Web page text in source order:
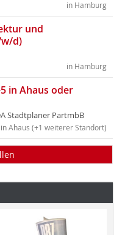
in Hamburg
und
d)
in Hamburg
in Ahaus oder
Stadtplaner PartmbB
in Ahaus (+1 weiterer Standort)